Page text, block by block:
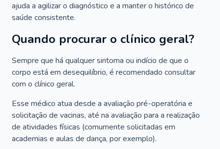
ajuda a agilizar o diagnóstico e a manter o histórico de
saúde consistente.
Quando procurar o clínico geral?
Sempre que há qualquer sintoma ou indício de que o
corpo está em desequilíbrio, é recomendado consultar
com o clínico geral.
Esse médico atua desde a avaliação pré-operatória e
solicitação de vacinas, até na avaliação para a realização
de atividades físicas (comumente solicitadas em
academias e aulas de dança, por exemplo).